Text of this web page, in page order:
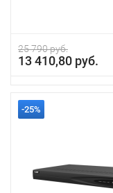
25 790 руб.
13 410,80 руб.
-25%